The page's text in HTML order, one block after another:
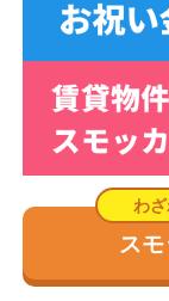
ス